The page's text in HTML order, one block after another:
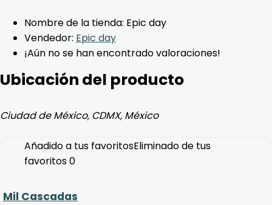
Nombre de la tienda: Epic day
Vendedor: Epic day
¡Aún no se han encontrado valoraciones!
Ubicación del producto
Ciudad de México, CDMX, México
Añadido a tus favoritosEliminado de tus
favoritos0
Mil Cascadas